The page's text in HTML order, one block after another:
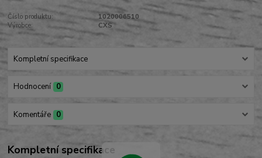
Číslo produktu:
1020006510
Výrobce:
CXS
Kompletní specifikace
Hodnocení 0
Komentáře 0
Kompletní specifikace